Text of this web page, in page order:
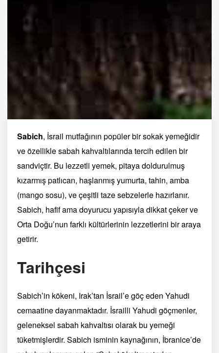
Sabich, İsrail mutfağının popüler bir sokak yemeğidir
ve özellikle sabah kahvaltılarında tercih edilen bir
sandviçtir. Bu lezzetli yemek, pitaya doldurulmuş
kızarmış patlıcan, haşlanmış yumurta, tahin, amba
(mango sosu), ve çeşitli taze sebzelerle hazırlanır.
Sabich, hafif ama doyurucu yapısıyla dikkat çeker ve
Orta Doğu’nun farklı kültürlerinin lezzetlerini bir araya
getirir.
Tarihçesi
Sabich’in kökeni, Irak’tan İsrail’e göç eden Yahudi
cemaatine dayanmaktadır. İsrailli Yahudi göçmenler,
geleneksel sabah kahvaltısı olarak bu yemeği
tüketmişlerdir. Sabich isminin kaynağının, İbranice’de